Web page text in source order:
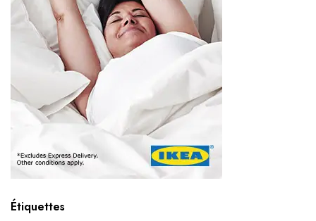
Étiquettes